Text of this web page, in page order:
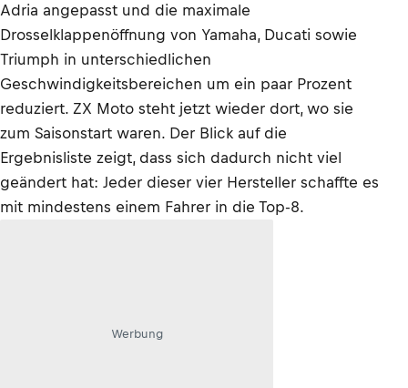
Adria angepasst und die maximale
Drosselklappenöffnung von Yamaha, Ducati sowie
Triumph in unterschiedlichen
Geschwindigkeitsbereichen um ein paar Prozent
reduziert. ZX Moto steht jetzt wieder dort, wo sie
zum Saisonstart waren. Der Blick auf die
Ergebnisliste zeigt, dass sich dadurch nicht viel
geändert hat: Jeder dieser vier Hersteller schaffte es
mit mindestens einem Fahrer in die Top-8.
Werbung